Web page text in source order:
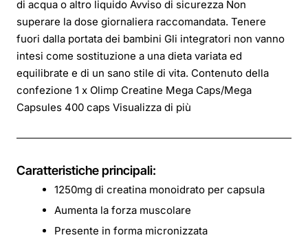
di acqua o altro liquido Avviso di sicurezza Non
superare la dose giornaliera raccomandata. Tenere
fuori dalla portata dei bambini Gli integratori non vanno
intesi come sostituzione a una dieta variata ed
equilibrate e di un sano stile di vita. Contenuto della
confezione 1 x Olimp Creatine Mega Caps/Mega
Capsules 400 caps Visualizza di più
Caratteristiche principali:
1250mg di creatina monoidrato per capsula
Aumenta la forza muscolare
Presente in forma micronizzata